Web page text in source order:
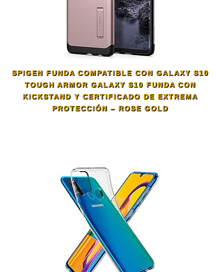
SPIGEN FUNDA COMPATIBLE CON GALAXY S10
TOUGH ARMOR GALAXY S10 FUNDA CON
KICKSTAND Y CERTIFICADO DE EXTREMA
PROTECCIÓN – ROSE GOLD